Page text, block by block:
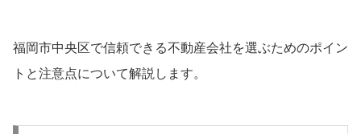
福岡市中央区で信頼できる不動産会社を選ぶためのポイン
トと注意点について解説します。